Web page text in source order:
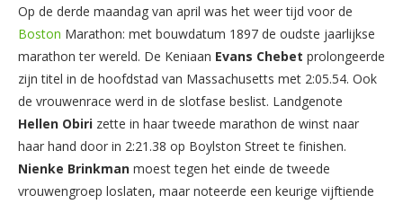
Op de derde maandag van april was het weer tijd voor de
Boston Marathon: met bouwdatum 1897 de oudste jaarlijkse
marathon ter wereld. De Keniaan Evans Chebet prolongeerde
zijn titel in de hoofdstad van Massachusetts met 2:05.54. Ook
de vrouwenrace werd in de slotfase beslist. Landgenote
Hellen Obiri zette in haar tweede marathon de winst naar
haar hand door in 2:21.38 op Boylston Street te finishen.
Nienke Brinkman moest tegen het einde de tweede
vrouwengroep loslaten, maar noteerde een keurige vijftiende